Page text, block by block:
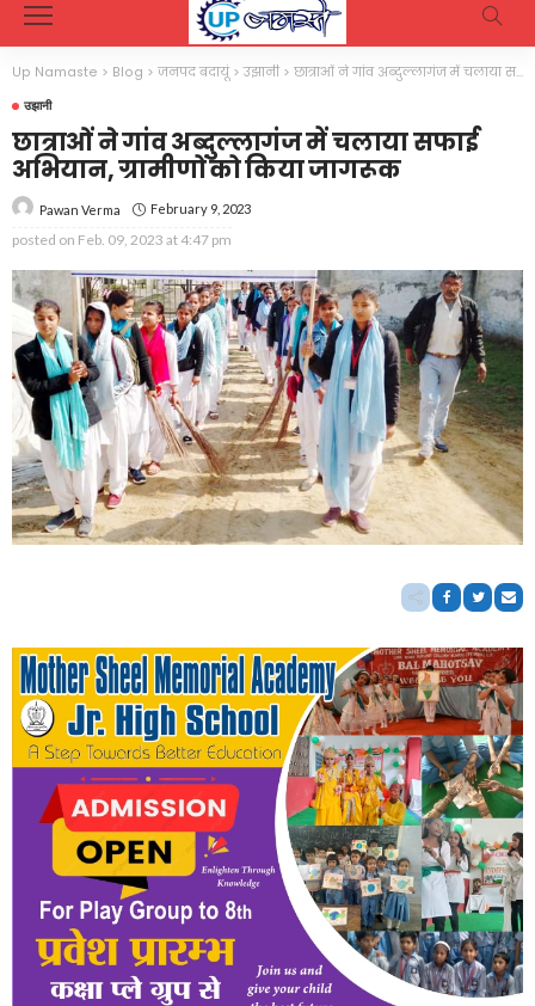
Up Namaste > Blog > जनपद बदायूं>उझानी > छात्राओं ने गांव अब्दुल्लागंज में चलाया सफाई अभियान, ग्रामीणों को किया जागरूक
उझानी
छात्राओं ने गांव अब्दुल्लागंज में चलाया सफाई
अभियान, ग्रामीणों को किया जागरूक
Pawan Verma February 9, 2023
posted on Feb. 09, 2023 at 4:47 pm